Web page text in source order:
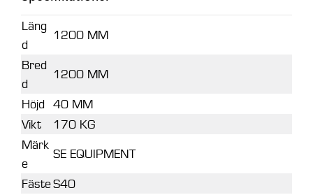
Läng
d
1200 MM
Bred
d
1200 MM
Höjd 40 MM
Vikt
170 KG
Märk
e
SE EQUIPMENT
FästeS40